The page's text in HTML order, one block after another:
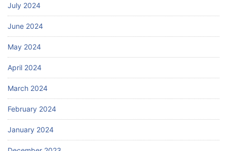
July 2024
June 2024
May 2024
April 2024
March 2024
February 2024
January 2024